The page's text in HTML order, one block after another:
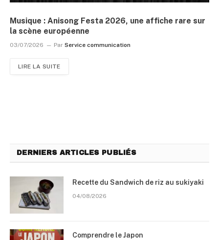
Musique : Anisong Festa 2026, une affiche rare sur
la scène européenne
03/07/2026 Par Service communication
LIRE LA SUITE
DERNIERS ARTICLES PUBLIÉS
Recette du Sandwich de riz au sukiyaki
04/08/2026
Comprendre le Japon